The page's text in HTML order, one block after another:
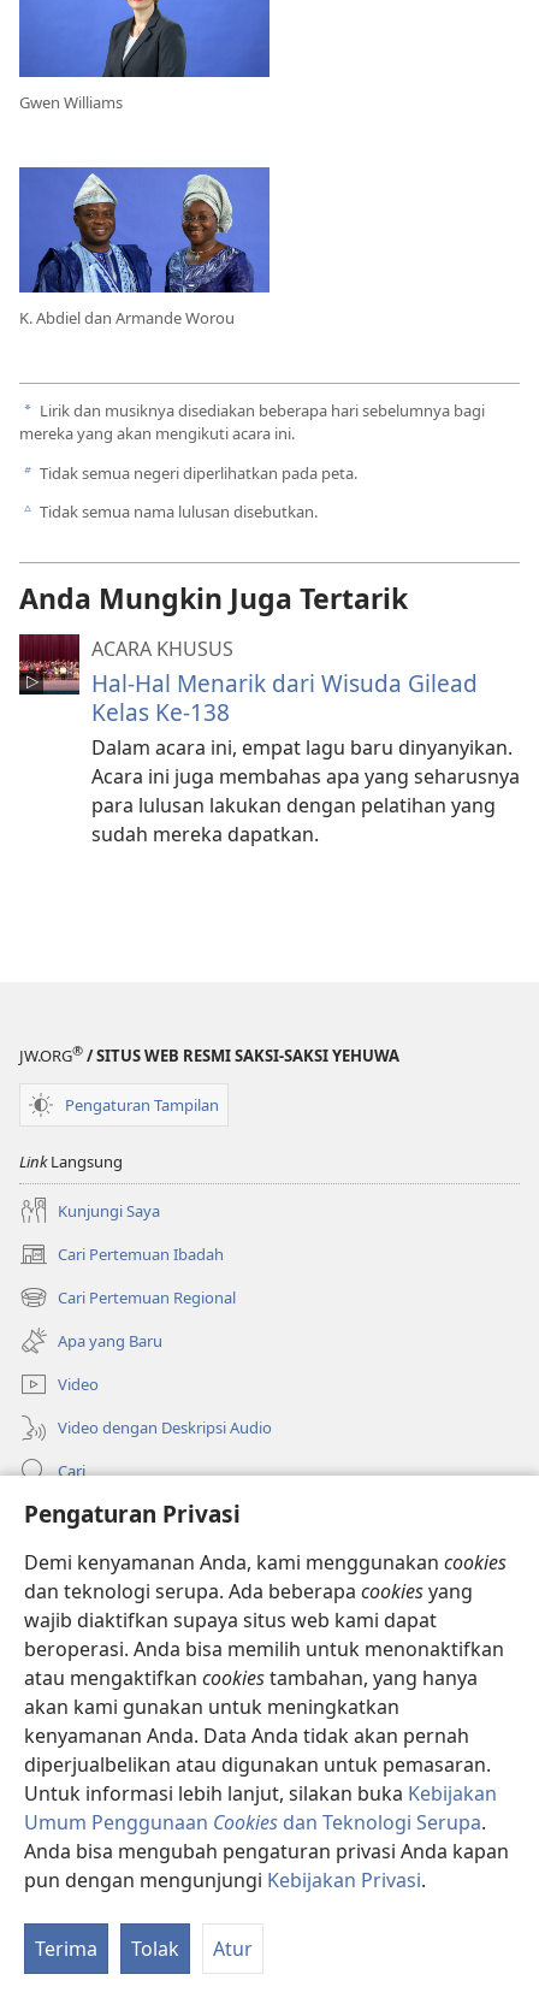
Pengaturan Privasi
Demi kenyamanan Anda, kami menggunakan cookies
dan teknologi serupa. Ada beberapa cookiesyang
wajib diaktifkan supaya situs web kami dapat
beroperasi. Anda bisa memilih untuk menonaktifkan
atau mengaktifkan cookiestambahan, yang hanya
akan kami gunakan untuk meningkatkan
kenyamanan Anda. Data Anda tidak akan pernah
diperjualbelikan atau digunakan untuk pemasaran.
Untuk informasi lebih lanjut, silakan buka Kebijakan
Umum Penggunaan Cookies dan Teknologi Serupa.
Anda bisa mengubah pengaturan privasi Anda kapan
pun dengan mengunjungi Kebijakan Privasi.
Terima Tolak Atur
Gwen Williams
K. Abdiel dan Armande Worou
a Lirik dan musiknya disediakan beberapa hari sebelumnya bagi
mereka yang akan mengikuti acara ini.
b Tidak semua negeri diperlihatkan pada peta.
c Tidak semua nama lulusan disebutkan.
Anda Mungkin Juga Tertarik
ACARA KHUSUS
Hal-Hal Menarik dari Wisuda Gilead
Kelas Ke-138
Dalam acara ini, empat lagu baru dinyanyikan.
Acara ini juga membahas apa yang seharusnya
para lulusan lakukan dengan pelatihan yang
sudah mereka dapatkan.
JW.ORG® / SITUS WEB RESMI SAKSI-SAKSI YEHUWA
Pengaturan Tampilan
LinkLangsung
Kunjungi Saya
Cari Pertemuan Ibadah
(terbuka
di
window
baru)
Cari Pertemuan Regional
(terbuka
di
window
baru)
Apa yang Baru
Video
Video dengan Deskripsi Audio
Cari
Informasi Medis untuk Dokter
Informasi Publik
Bantuan
Sumbangan
(terbuka
window
baru)
PERPUSTAKAAN ONLINE Menara Pengawal
(terbuka
di
window
baru)
JW Hub ®
(terbuka
di
baru)
JW Library®
Watchtower Library